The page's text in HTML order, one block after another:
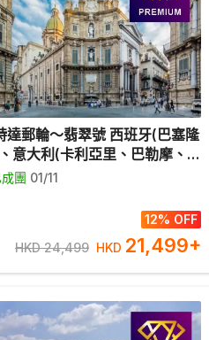
達郵輪～翡翠號 西班牙(巴塞隆
意大利(卡利亞里、巴勒摩、羅
薩沃納)、法國(馬賽) 10天豪華
團 01/11
12% OFF
HKD 24,499 HKD 21,499+